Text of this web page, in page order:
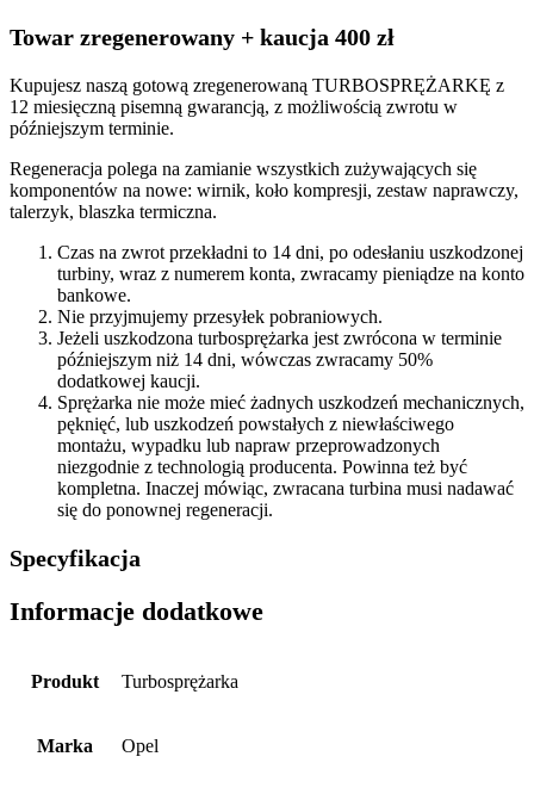
Towar zregenerowany + kaucja 400 zł
Kupujesz naszą gotową zregenerowaną TURBOSPRĘŻARKĘ z
12 miesięczną pisemną gwarancją, z możliwością zwrotu w
późniejszym terminie.
Regeneracja polega na zamianie wszystkich zużywających się
komponentów na nowe: wirnik, koło kompresji, zestaw naprawczy,
talerzyk, blaszka termiczna.
Czas na zwrot przekładni to 14 dni, po odesłaniu uszkodzonej
turbiny, wraz z numerem konta, zwracamy pieniądze na konto
bankowe.
Nie przyjmujemy przesyłek pobraniowych.
Jeżeli uszkodzona turbosprężarka jest zwrócona w terminie
późniejszym niż 14 dni, wówczas zwracamy 50%
dodatkowej kaucji.
Sprężarka nie może mieć żadnych uszkodzeń mechanicznych,
pęknięć, lub uszkodzeń powstałych z niewłaściwego
montażu, wypadku lub napraw przeprowadzonych
niezgodnie z technologią producenta. Powinna też być
kompletna. Inaczej mówiąc, zwracana turbina musi nadawać
się do ponownej regeneracji.
Specyfikacja
Informacje dodatkowe
Produkt Turbosprężarka
Marka Opel